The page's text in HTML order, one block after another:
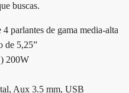
buscas.
parlantes de gama media-alta
de 5,25”
200W
Aux 3.5 mm, USB